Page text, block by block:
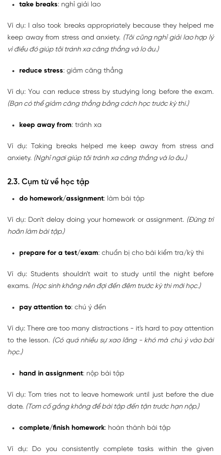
take breaks: nghỉ giải lao
Ví dụ: I also took breaks appropriately because they helped me
keep away from stress and anxiety. (Tôi cũng nghỉ giải lao hợp lý
vì điều đó giúp tôi tránh xa căng thẳng và lo âu.)
reduce stress: giảm căng thẳng
Ví dụ: You can reduce stress by studying long before the exam.
(Bạn có thể giảm căng thẳng bằng cách học trước kỳ thi.)
keep away from: tránh xa
Ví dụ: Taking breaks helped me keep away from stress and
anxiety. (Nghỉ ngơi giúp tôi tránh xa căng thẳng và lo âu.)
2.3. Cụm từ về học tập
do homework/assignment: làm bài tập
Ví dụ: Don't delay doing your homework or assignment. (Đừng trì
hoãn làm bài tập.)
prepare for a test/exam: chuẩn bị cho bài kiểm tra/kỳ thi
Ví dụ: Students shouldn't wait to study until the night before
exams. (Học sinh không nên đợi đến đêm trước kỳ thi mới học.)
pay attention to: chú ý đến
Ví dụ: There are too many distractions - it's hard to pay attention
to the lesson. (Có quá nhiều sự xao lãng - khó mà chú ý vào bài
học.)
hand in assignment: nộp bài tập
Ví dụ: Tom tries not to leave homework until just before the due
date. (Tom cố gắng không để bài tập đến tận trước hạn nộp.)
complete/finish homework: hoàn thành bài tập
Ví dụ: Do you consistently complete tasks within the given